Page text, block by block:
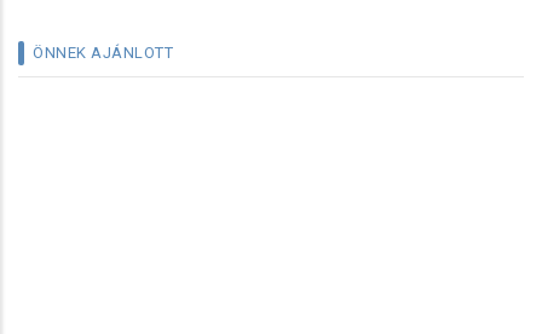
ÖNNEK AJÁNLOTT